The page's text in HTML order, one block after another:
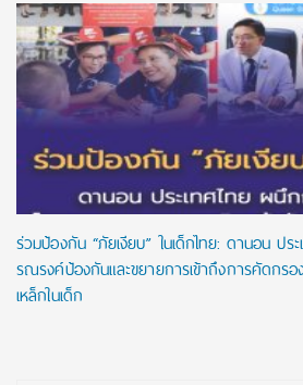
ร่วมป้องกัน “ภัยเงียบ” ในเด็กไทย: ดานอน ป
รณรงค์ป้องกันและขยายการเข้าถึงการคัดกร
เหล็กในเด็ก